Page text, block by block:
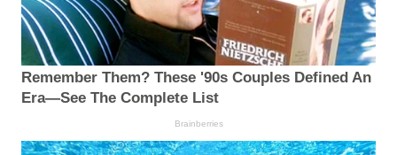
Remember Them? These '90s Couples Defined An
Era—See The Complete List
Brainberries